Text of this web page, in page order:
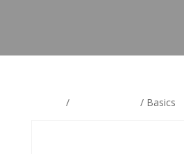
/ / Basics